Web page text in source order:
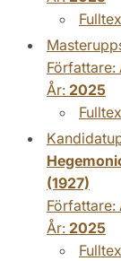
Författare:
År: 2025
(1927)
Författare:
År: 2025